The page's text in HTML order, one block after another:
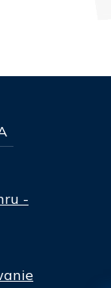
-